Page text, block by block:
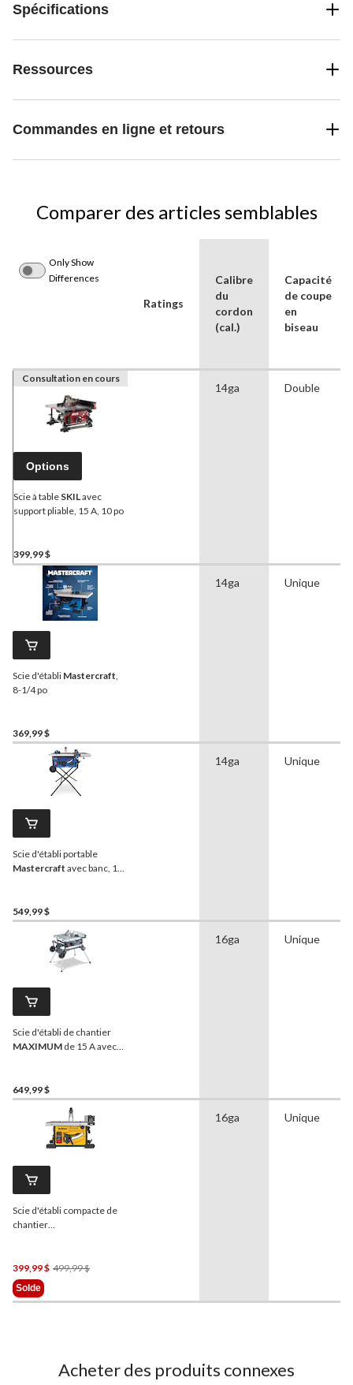
Spécifications
Ressources
Commandes en ligne et retours
Comparer des articles semblables
Only Show
Differences
Ratings
Calibre
du
cordon
(cal.)
Capacité
de coupe
en
biseau
Consultation en cours
Options
Scie à table SKILavec
support pliable, 15 A, 10 po
399,99 $
14ga Double
Scie d'établi Mastercraft
8-1/4 po
369,99 $
14ga Unique
Scie d'établi portable
Mastercraft avec banc, 10
549,99 $
14ga Unique
Scie d'établi de chantier
MAXIMUM de 15 A avec
649,99 $
16ga Unique
Scie d'établi compacte de
chantier
399,99 $ 499,99 $Prix
499,99 $
Solde
16ga Unique
Acheter des produits connexes